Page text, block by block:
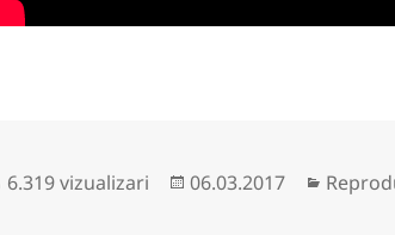
6.319 vizualizari
Publicat
06.03.2017